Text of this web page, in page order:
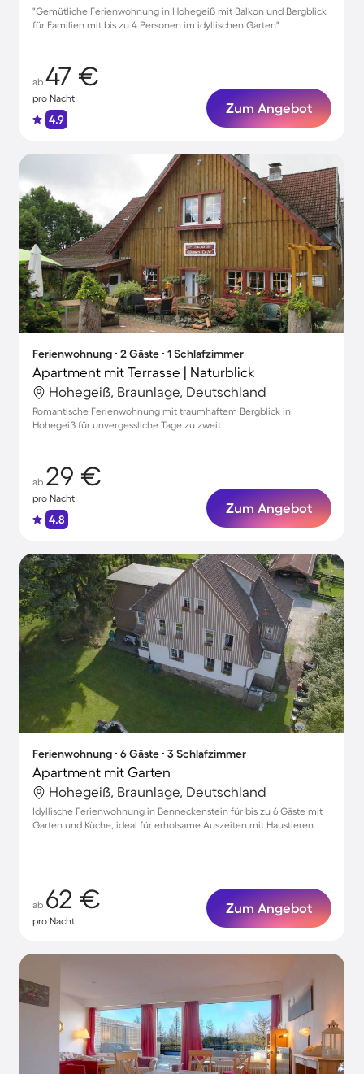
"Gemütliche Ferienwohnung in Hohegeiß mit Balkon und Bergblick
für Familien mit bis zu 4 Personen im idyllischen Garten"
ab 47 €
pro Nacht
4.9
Zum Angebot
Ferienwohnung ∙ 2 Gäste ∙ 1 Schlafzimmer
Apartment mit Terrasse | Naturblick
Hohegeiß, Braunlage, Deutschland
Romantische Ferienwohnung mit traumhaftem Bergblick in
Hohegeiß für unvergessliche Tage zu zweit
ab 29 €
pro Nacht
4.8
Zum Angebot
Ferienwohnung ∙ 6 Gäste ∙ 3 Schlafzimmer
Apartment mit Garten
Hohegeiß, Braunlage, Deutschland
Idyllische Ferienwohnung in Benneckenstein für bis zu 6 Gäste mit
Garten und Küche, ideal für erholsame Auszeiten mit Haustieren
ab 62 €
pro Nacht
Zum Angebot